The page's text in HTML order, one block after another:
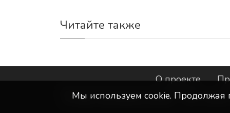
Читайте также
О проекте
©ООО "Интернет-Курск"- Все
Мы используем сookie. Продолжая